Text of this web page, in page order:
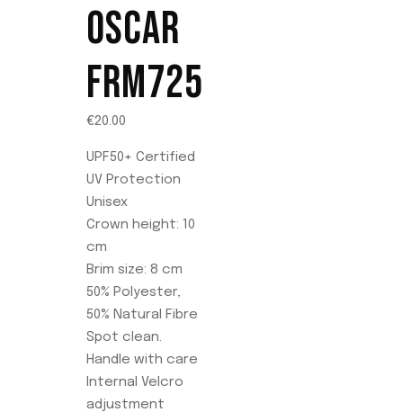
opciones
elegir
en
la
OSCAR
FRM725
€20.00
UPF50+ Certified
UV Protection
Unisex
Crown height: 10
cm
Brim size: 8 cm
50% Polyester,
50% Natural Fibre
Spot clean.
Handle with care
Internal Velcro
adjustment